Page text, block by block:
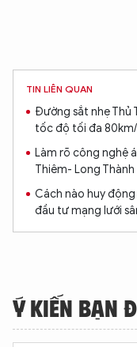
TIN LIÊN QUAN
Đường sắt nhẹ Thủ
tốc độ tối đa
Làm rõ công nghệ
Thiêm- Long
Cách nào huy
đầu tư mạng lưới
Ý KIẾN BẠN
TÔI LÀ